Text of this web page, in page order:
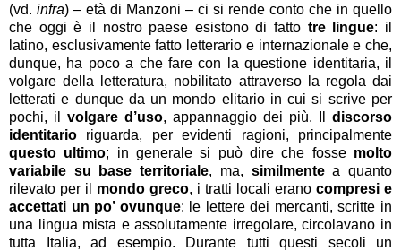
(vd. infra) – età di Manzoni – ci si rende conto che in quello
che oggi è il nostro paese esistono di fatto tre lingue: il
latino, esclusivamente fatto letterario e internazionale e che,
dunque, ha poco a che fare con la questione identitaria, il
volgare della letteratura, nobilitato attraverso la regola dai
letterati e dunque da un mondo elitario in cui si scrive per
pochi, il volgare d’uso, appannaggio dei più. Il discorso
identitario riguarda, per evidenti ragioni, principalmente
questo ultimo; in generale si può dire che fosse molto
variabile su base territoriale, ma, similmentea quanto
rilevato per il mondo greco, i tratti locali erano compresi e
accettati un po’ ovunque: le lettere dei mercanti, scritte in
una lingua mista e assolutamente irregolare, circolavano in
tutta Italia, ad esempio. Durante tutti questi secoli un